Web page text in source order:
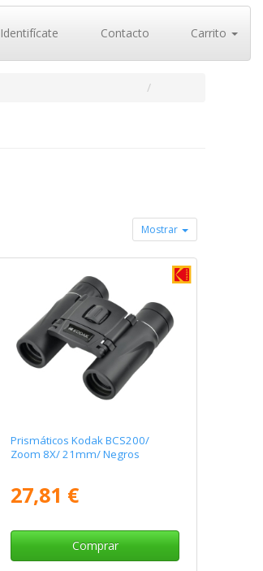
Identifícate Contacto Carrito
Mostrar
Prismáticos Kodak BCS200/
Zoom 8X/ 21mm/ Negros
27,81 €
Comprar